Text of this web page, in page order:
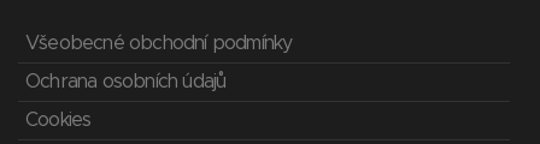
Všeobecné obchodní podmínky
Ochrana osobních údajů
Cookies